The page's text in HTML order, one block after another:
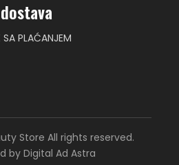
PLAĆANJEM
Store All rights reserved.
by Digital Ad Astra